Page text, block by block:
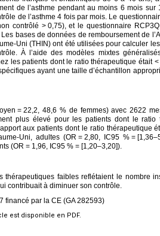
de l’asthme pendant au moins 6 mois
de l’asthme 4 fois par mois. Le
contrôlé > 0,75), et le questionnaire
Les bases de données de remboursement de
Uni (THIN) ont été utilisées pour calculer
À l’aide des modèles mixtes
les patients dont le ratio thérapeutique était <
ayant une taille d’échantillon
= 22,2, 48,6 % de femmes) avec 2622
plus élevé pour les patients dont le ratio
aux patients dont le ratio thérapeutique
Uni, adultes (OR = 2,80, IC95 % =
(OR = 1,96, IC95 % = [1,20–3,20]).
thérapeutiques faibles reflétaient le nombre
contribuait à diminuer son contrôle.
financé par la CE (GA 282593)
est disponible en PDF.